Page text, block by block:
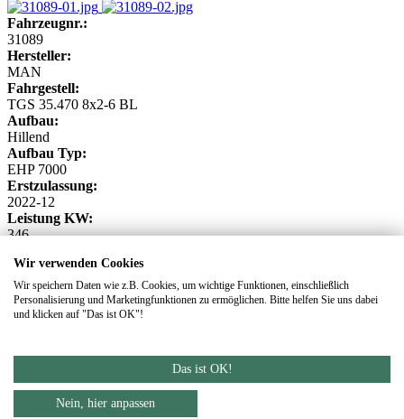
Fahrzeugnr.:
31089
Hersteller:
MAN
Fahrgestell:
TGS 35.470 8x2-6 BL
Aufbau:
Hillend
Aufbau Typ:
EHP 7000
Erstzulassung:
2022-12
Leistung KW:
346
89709
Details
Parken
Geparkte Fahrzeuge
Geparkte Fahrzeuge
Wir verwenden Cookies
Wir speichern Daten wie z.B. Cookies, um wichtige Funktionen, einschließlich
Personalisierung und Marketingfunktionen zu ermöglichen. Bitte helfen Sie uns dabei
und klicken auf "Das ist OK"!
Das ist OK!
Nein, hier anpassen